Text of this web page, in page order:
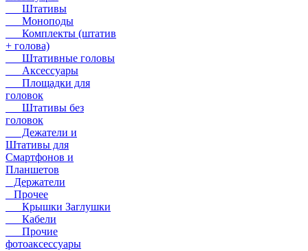
Штативы
Моноподы
Комплекты (штатив
+ голова)
Штативные головы
Аксессуары
Площадки для
головок
Штативы без
головок
Дежатели и
Штативы для
Смартфонов и
Планшетов
Держатели
Прочее
Крышки Заглушки
Кабели
Прочие
фотоаксессуары